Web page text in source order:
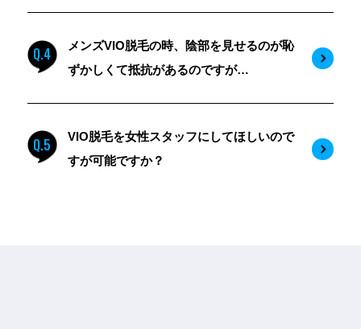
Q.4
メンズVIO脱毛の時、陰部を見せるのが恥
ずかしくて抵抗があるのですが…
Q.5
VIO脱毛を女性スタッフにしてほしいので
すが可能ですか？